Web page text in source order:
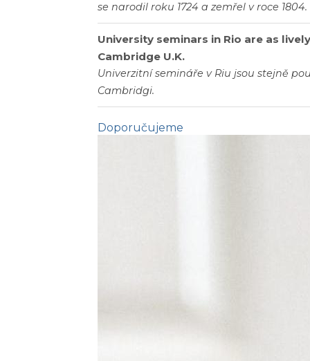
se narodil roku 1724 a zemřel v roce 1804.
University seminars in Rio are as
Cambridge U.K.
Univerzitní semináře v Riu jsou stejně
Cambridgi.
Doporučujeme